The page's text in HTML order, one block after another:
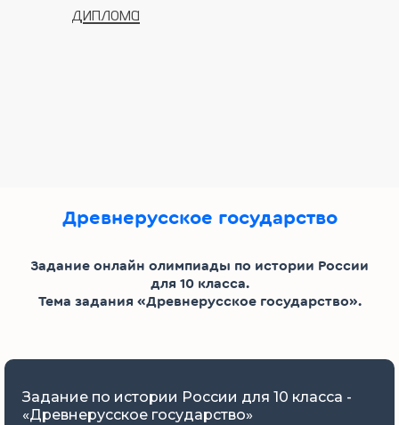
диплома
Древнерусское государство
Задание онлайн олимпиады по истории России
для 10 класса.
Тема задания «Древнерусское государство».
Задание по истории России для 10 класса -
«Древнерусское государство»